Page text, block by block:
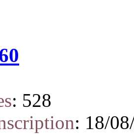
: 528
: 18/